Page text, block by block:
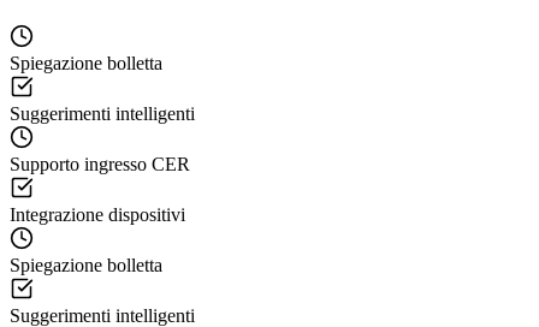
Spiegazione bolletta
Suggerimenti intelligenti
Supporto ingresso CER
Integrazione dispositivi
Spiegazione bolletta
Suggerimenti intelligenti